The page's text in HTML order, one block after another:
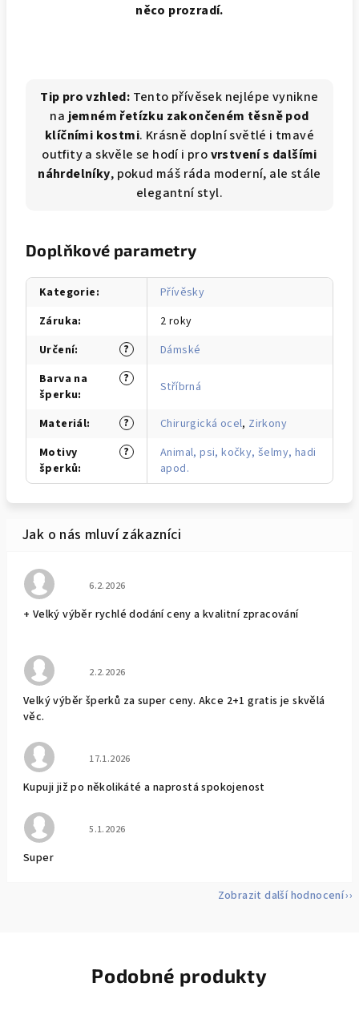
něco prozradí.
Tip pro vzhled: Tento přívěsek nejlépe vynikne
na jemném řetízku zakončeném těsně pod
klíčními kostmi. Krásně doplní světlé i tmavé
outfity a skvěle se hodí i provrstvení s dalšími
náhrdelníky, pokud máš ráda moderní, ale stále
elegantní styl.
Doplňkové parametry
Kategorie:
Přívěsky
Záruka:
2 roky
?
Určení:
Dámské
?
Barva na
šperku: Stříbrná
?
Materiál: Chirurgická ocel, Zirkony
?
Motivy
šperků:
Animal, psi, kočky, šelmy, hadi
apod.
Hodnocení obchodu je 5 z 5 hvězdiček.
6.2.2026
+ Velký výběr rychlé dodání ceny a kvalitní zpracování
Hodnocení obchodu je 5 z 5 hvězdiček.
2.2.2026
Velký výběr šperků za super ceny. Akce 2+1 gratis je skvělá
věc.
Hodnocení obchodu je 5 z 5 hvězdiček.
17.1.2026
Kupuji již po několikáté a naprostá spokojenost
Hodnocení obchodu je 5 z 5 hvězdiček.
5.1.2026
Super
Zobrazit další hodnocení
Podobné produkty